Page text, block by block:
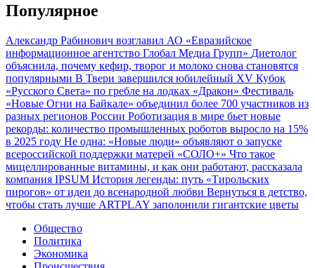
Популярное
Александр Рабинович возглавил АО «Евразийское
информационное агентство Глобал Медиа Групп» Диетолог
объяснила, почему кефир, творог и молоко снова становятся
популярными В Твери завершился юбилейный XV Кубок
«Русского Света» по гребле на лодках «Дракон» Фестиваль
«Новые Огни на Байкале» объединил более 700 участников из
разных регионов России Роботизация в мире бьет новые
рекорды: количество промышленных роботов выросло на 15%
в 2025 году Не одна: «Новые люди» объявляют о запуске
всероссийской поддержки матерей «СОЛО+» Что такое
мицеллированные витамины, и как они работают, рассказала
компания IPSUM История легенды: путь «Тирольских
пирогов» от идеи до всенародной любви Вернуться в детство,
чтобы стать лучше ARTPLAY заполонили гигантские цветы
Общество
Политика
Экономика